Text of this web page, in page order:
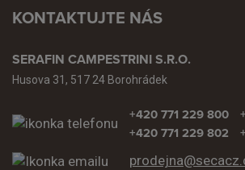
KONTAKTUJTE NÁS
SERAFIN CAMPESTRINI S.R.O.
Husova 31, 517 24 Borohrádek
+420 771 229 800
+420 771 229 802